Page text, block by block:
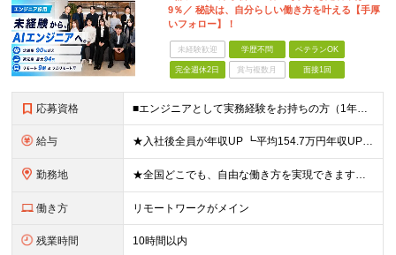
9％／ 秘訣は、自分らしい働き方を叶える【手厚
いフォロー】！
未経験歓迎 学歴不問 ベテランOK
完全週休2日 賞与複数月 面接1回
応募資格 ■エンジニアとして実務経験をお持ちの方（1年以上） ■学歴不問 ■既卒・第二新卒OK ☆Tech Labの事業内容、ビジョンに共感できる⽅はぜひご応募ください！ ☆意欲重視の採用です！ 「経歴に自信
給与 ★入社後全員が年収UP ┗平均154.7万円年収UP！ ┗最大380万円UPの実績も 月給35万円～100万円＋決算賞与＋各種手当 【 給与イメージ 】 ■経験1年以上…月給35万円～＋決算賞与
勤務地 ★全国どこでも、自由な働き方を実現できます！ 全国のプロジェクト先やフルリモート環境での勤務も可能です。 ＼自由度の高い働き方、叶えます／ ・フルリモートで働きたい ・ハイブリットに働きたい ・家庭
働き方 リモートワークがメイン
残業時間 10時間以内